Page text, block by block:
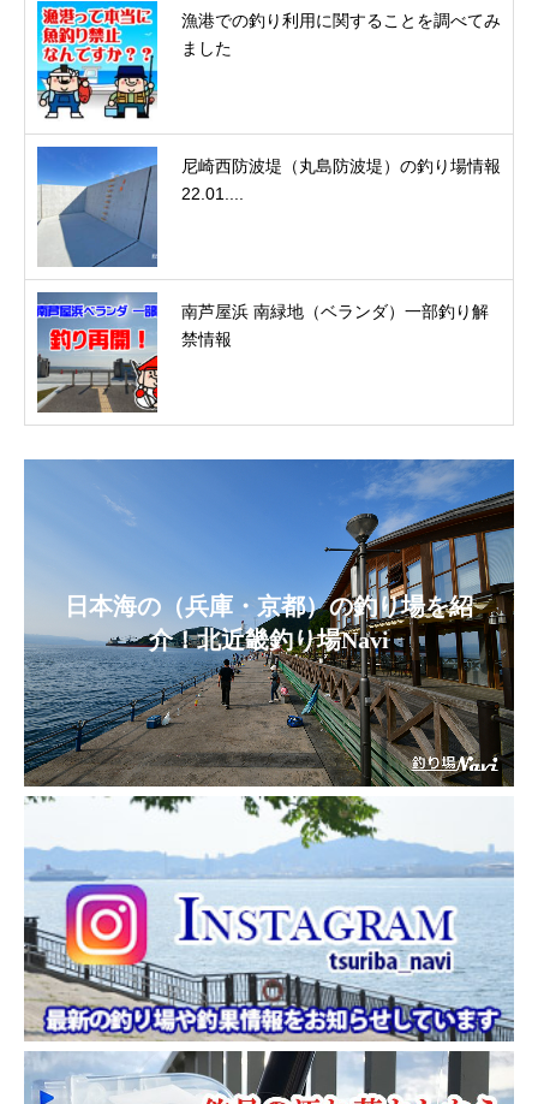
漁港での釣り利用に関することを調べてみ
ました
尼崎西防波堤（丸島防波堤）の釣り場情報
22.01....
南芦屋浜 南緑地（ベランダ）一部釣り解
禁情報
日本海の（兵庫・京都）の釣り場を紹
介！北近畿釣り場Navi